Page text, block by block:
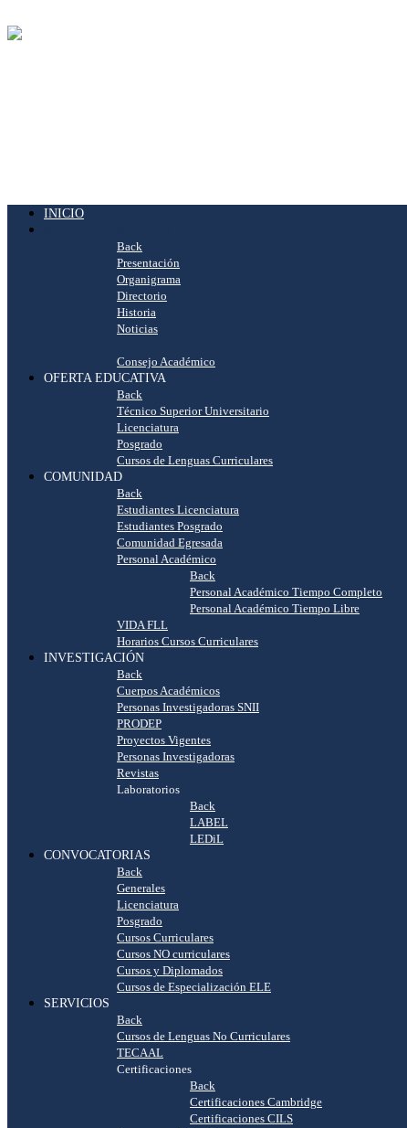
INICIO
Back
Presentación
Organigrama
Directorio
Historia
Noticias
Consejo Académico
OFERTA EDUCATIVA
Back
Técnico Superior Universitario
Licenciatura
Posgrado
Cursos de Lenguas Curriculares
COMUNIDAD
Back
Estudiantes Licenciatura
Estudiantes Posgrado
Comunidad Egresada
Personal Académico
Back
Personal Académico Tiempo Completo
Personal Académico Tiempo Libre
VIDA FLL
Horarios Cursos Curriculares
INVESTIGACIÓN
Back
Cuerpos Académicos
Personas Investigadoras SNII
PRODEP
Proyectos Vigentes
Personas Investigadoras
Revistas
Laboratorios
Back
LABEL
LEDiL
CONVOCATORIAS
Back
Generales
Licenciatura
Posgrado
Cursos Curriculares
Cursos NO curriculares
Cursos y Diplomados
Cursos de Especialización ELE
SERVICIOS
Back
Cursos de Lenguas No Curriculares
TECAAL
Certificaciones
Back
Certificaciones Cambridge
Certificaciones CILS